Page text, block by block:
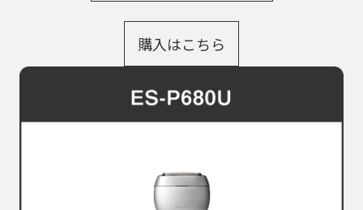
購入はこちら